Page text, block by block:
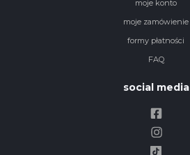
moje konto
moje zamówienie
formy płatności
FAQ
social media